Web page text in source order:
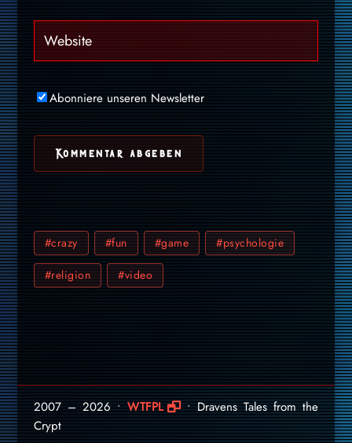
Abonniere unseren Newsletter
#crazy #fun #game #psychologie
#religion #video
2007 – 2026 •WTFPL
• Dravens Tales from the
Crypt